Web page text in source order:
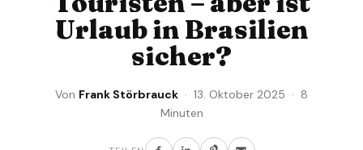
Urlaub in Brasilien
sicher?
Von Frank Störbrauck · 13. Oktober 2025 · 8
Minuten